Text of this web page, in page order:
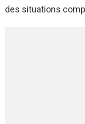
des situations